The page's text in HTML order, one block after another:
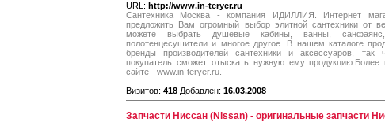
URL: http://www.in-teryer.ru
Сантехника Москва - компания ИДИЛЛИЯ. Интернет
предложить Вам огромный выбор элитной сантехники от
можете выбрать душевые кабины, ванны,
полотенцесушители и многое другое. В нашем каталоге
бренды производителей сантехники и аксессуаров,
покупатель сможет отыскать нужную ему
сайте - www.in-teryer.ru.
Визитов: 418 Добавлен: 16.03.2008
Запчасти Ниссан (Nissan) - оригинальные запчасти